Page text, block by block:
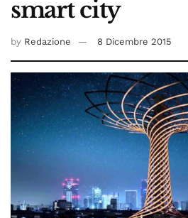
smart city
by Redazione 8 Dicembre 2015